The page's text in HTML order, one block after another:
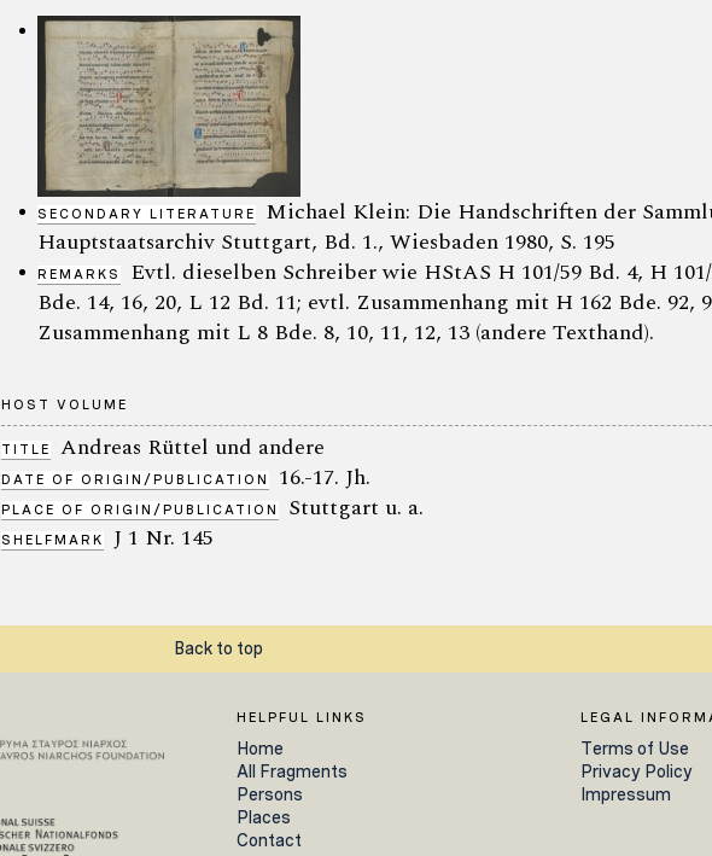
SECONDARY LITERATURE
Michael Klein: Die Handschriften der
Hauptstaatsarchiv Stuttgart, Bd. 1., Wiesbaden 1980, S. 195
REMARKS
Evtl. dieselben Schreiber wie HStAS H 101/59 Bd. 4, H
Bde. 14, 16, 20, L 12 Bd. 11; evtl. Zusammenhang mit H 162 Bde. 92,
Zusammenhang mit L 8 Bde. 8, 10, 11, 12, 13 (andere Texthand).
HOST VOLUME
TITLE Andreas Rüttel und andere
DATE OF ORIGIN/PUBLICATION 16.-17. Jh.
PLACE OF ORIGIN/PUBLICATION Stuttgart u. a.
SHELFMARK J 1 Nr. 145
Back to top
HELPFUL LINKS
Home
All Fragments
Persons
Places
Contact
LEGAL
Terms of Use
Privacy Policy
Impressum